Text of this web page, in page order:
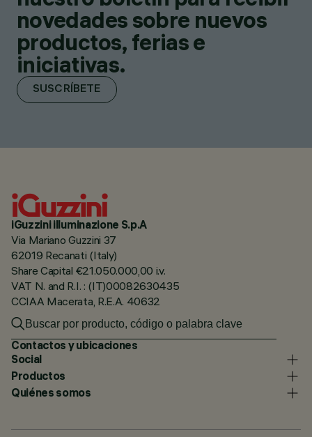
novedades sobre nuevos
productos, ferias e
iniciativas.
SUSCRÍBETE
iGuzzini illuminazione S.p.A
Via Mariano Guzzini 37
62019 Recanati (Italy)
Share Capital €21.050.000,00 i.v.
VAT N. and R.I. : (IT)00082630435
CCIAA Macerata, R.E.A. 40632
Contactos y ubicaciones
Social
Productos
Quiénes somos